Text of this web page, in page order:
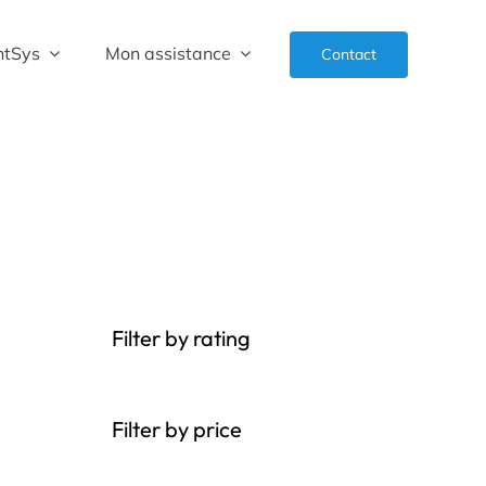
Mon assistance Contact
Filter by rating
Filter by price